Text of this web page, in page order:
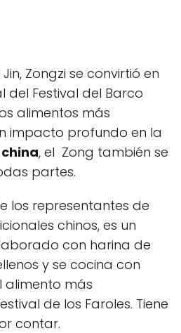
Zongzi se convirtió en
del Festival del Barco
alimentos más
impacto profundo en la
china, el Zong también se
partes.
los representantes de
chinos, es un
con harina de
y se cocina con
alimento más
de los Faroles. Tiene
contar.